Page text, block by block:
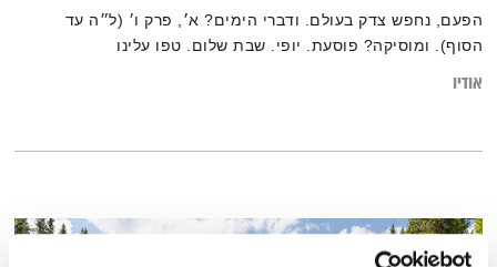
הפעם, נחפש צדק בעולם. ודברי הימים? א׳, פרק ו׳ (ל״ה עד
הסוף). ומוסיקה? פוסעת. יופי. שבת שלום. טפו עלינו
אודיו